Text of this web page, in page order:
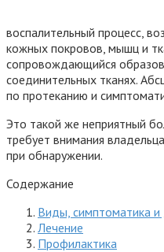
воспалительный процесс,
кожных покровов, мышц и
сопровождающийся
соединительных тканях.
по протеканию и
Это такой же неприятный
требует внимания
при обнаружении.
Содержание
Виды, симптоматика и
Лечение
Профилактика